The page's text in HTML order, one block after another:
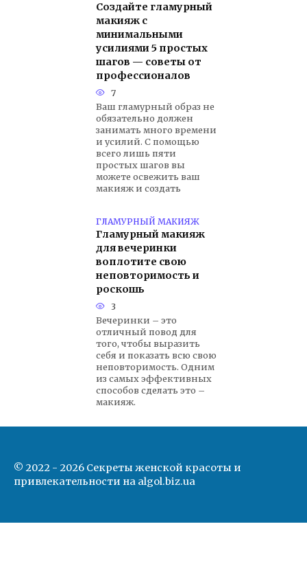
Создайте гламурный
макияж с
минимальными
усилиями 5 простых
шагов — советы от
профессионалов
7
Ваш гламурный образ не
обязательно должен
занимать много времени
и усилий. С помощью
всего лишь пяти
простых шагов вы
можете освежить ваш
макияж и создать
ГЛАМУРНЫЙ МАКИЯЖ
Гламурный макияж
для вечеринки
воплотите свою
неповторимость и
роскошь
3
Вечеринки – это
отличный повод для
того, чтобы выразить
себя и показать всю свою
неповторимость. Одним
из самых эффективных
способов сделать это –
макияж.
© 2022 - 2026 Секреты женской красоты и
привлекательности на algol.biz.ua